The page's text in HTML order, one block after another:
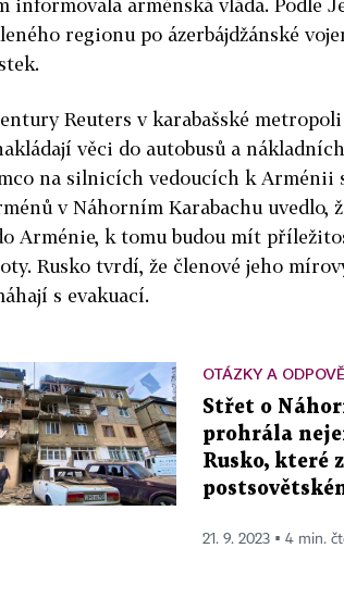
regionu po ázerbájdžánské
Reuters v karabašské
věci do autobusů a
na silnicích vedoucích k Arménii
v Náhorním Karabachu uvedlo,
Arménie, k tomu budou mít
Rusko tvrdí, že členové jeho
s evakuací.
OTÁZKY A
Střet o
prohrála
Rusko, které
21. 9. 2023 ▪ 4 min.